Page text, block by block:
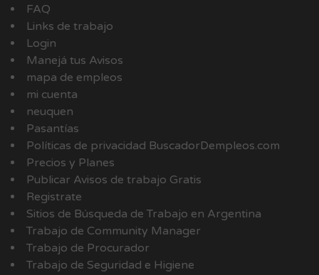
FAQ
Links de trabajo
Login
Manejá tus Avisos
mapa de empleos
mi cuenta
neuquen
Pasantías
Políticas de privacidad BuscadorDempleos.com
Precios y Planes
Publicar Avisos de trabajo Gratis
Registrate
Sitios de Búsqueda de Trabajo en Argentina
Trabajo de Community Manager
Trabajo de Procurador
Trabajo de Seguridad e Higiene